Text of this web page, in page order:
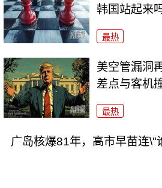
韩国站起来
最热
美空管漏洞
差点与客机
最热
广岛核爆81年，高市早苗连\"